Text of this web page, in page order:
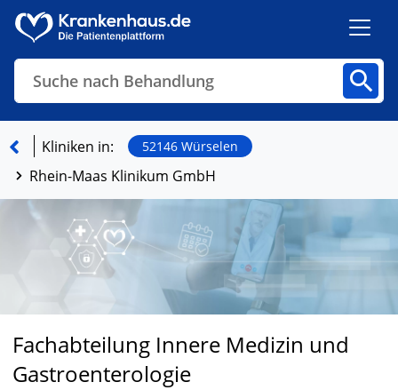
Suche nach Behandlung
Finden
Kliniken in: 52146 Würselen
Rhein-Maas Klinikum GmbH
Fachabteilung Innere Medizin und
Gastroenterologie